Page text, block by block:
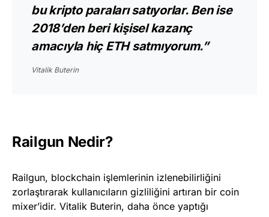
bu kripto paraları satıyorlar. Ben ise
2018’den beri kişisel kazanç
amacıyla hiç ETH satmıyorum.”
Vitalik Buterin
Railgun Nedir?
Railgun, blockchain işlemlerinin izlenebilirliğini
zorlaştırarak kullanıcıların gizliliğini artıran bir coin
mixer’idir. Vitalik Buterin, daha önce yaptığı